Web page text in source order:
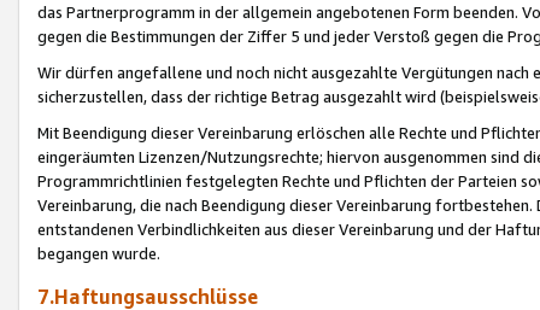
das Partnerprogramm in der allgemein angebotenen Form beenden.
gegen die Bestimmungen der Ziffer 5 und jeder Verstoß gegen die
Wir dürfen angefallene und noch nicht ausgezahlte Vergütungen
sicherzustellen, dass der richtige Betrag ausgezahlt wird
Mit Beendigung dieser Vereinbarung erlöschen alle Rechte und
eingeräumten Lizenzen/Nutzungsrechte; hiervon ausgenommen sind
Programmrichtlinien festgelegten Rechte und Pflichten der Parteien
Vereinbarung, die nach Beendigung dieser Vereinbarung
entstandenen Verbindlichkeiten aus dieser Vereinbarung und der
begangen wurde.
7.Haftungsausschlüsse